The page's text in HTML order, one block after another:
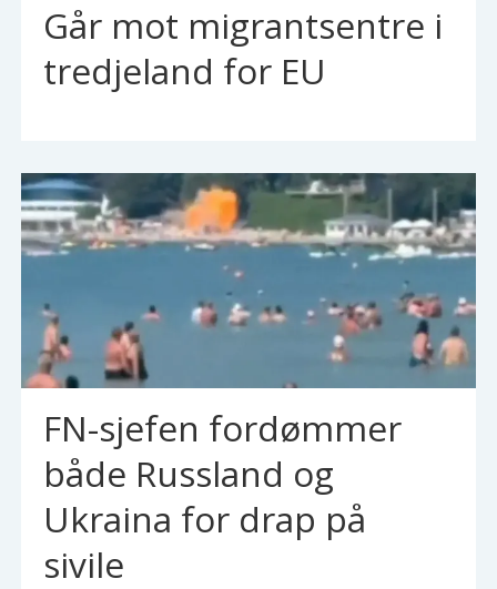
Går mot migrantsentre i
tredjeland for EU
FN-sjefen fordømmer
både Russland og
Ukraina for drap på
sivile